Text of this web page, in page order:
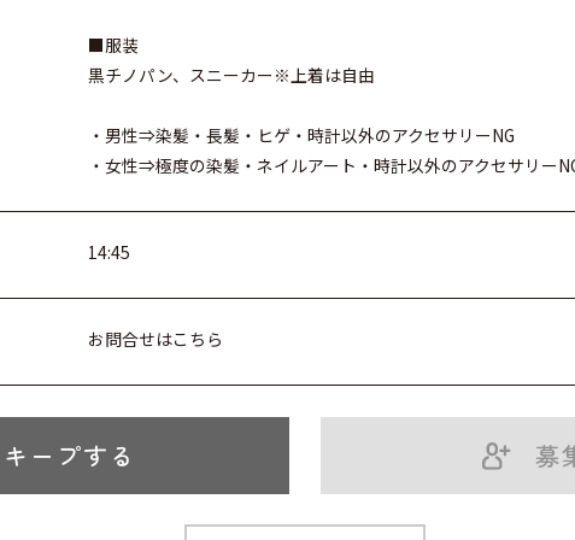
■服装
黒チノパン、スニーカー※上着は自由
・男性⇒染髪・長髪・ヒゲ・時計以外のアクセサリーNG
・女性⇒極度の染髪・ネイルアート・時計以外のアクセサリー
14:45
お問合せはこちら
キープする 募